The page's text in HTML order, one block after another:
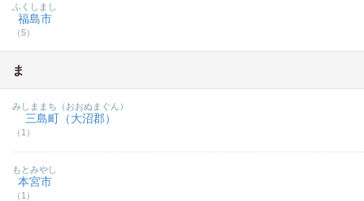
福島市
（5）
ふくしまし
ま
三島町（大沼郡）
（1）
みしままち（おおぬまぐん）
本宮市
（1）
もとみやし